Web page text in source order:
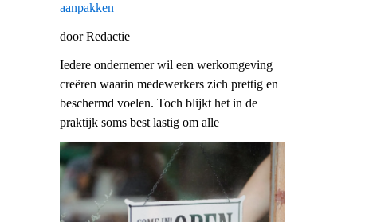
aanpakken
door Redactie
Iedere ondernemer wil een werkomgeving
creëren waarin medewerkers zich prettig en
beschermd voelen. Toch blijkt het in de
praktijk soms best lastig om alle